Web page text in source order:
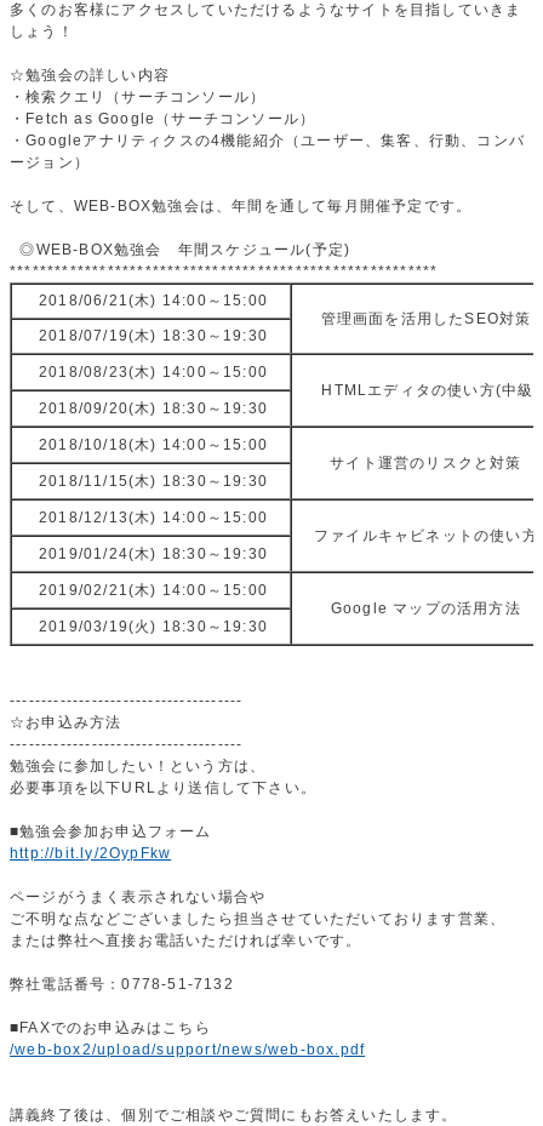
多くのお客様にアクセスしていただけるようなサイトを目指していきま
しょう！
☆勉強会の詳しい内容
・検索クエリ（サーチコンソール）
・Fetch as Google（サーチコンソール）
・Googleアナリティクスの4機能紹介（ユーザー、集客、行動、コンバ
ージョン）
そして、WEB-BOX勉強会は、年間を通して毎月開催予定です。
◎WEB-BOX勉強会 年間スケジュール(予定)
*********************************************************
2018/06/21(木) 14:00～15:00
管理画面を活用したSEO対策
2018/07/19(木) 18:30～19:30
2018/08/23(木) 14:00～15:00
HTMLエディタの使い方(中級)
2018/09/20(木) 18:30～19:30
2018/10/18(木) 14:00～15:00
サイト運営のリスクと対策
2018/11/15(木) 18:30～19:30
2018/12/13(木) 14:00～15:00
ファイルキャビネットの使い方
2019/01/24(木) 18:30～19:30
2019/02/21(木) 14:00～15:00
Google マップの活用方法
2019/03/19(火) 18:30～19:30
-------------------------------------
☆お申込み方法
-------------------------------------
勉強会に参加したい！という方は、
必要事項を以下URLより送信して下さい。
■勉強会参加お申込フォーム
http://bit.ly/2OypFkw
ページがうまく表示されない場合や
ご不明な点などございましたら担当させていただいております営業、
または弊社へ直接お電話いただければ幸いです。
弊社電話番号：0778-51-7132
■FAXでのお申込みはこちら
/web-box2/upload/support/news/web-box.pdf
講義終了後は、個別でご相談やご質問にもお答えいたします。